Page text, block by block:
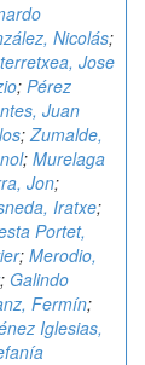
Nicolás;
Jose
; Pérez
Juan
;Zumalde,
; Murelaga
Jon;
Iratxe;
Portet,
; Merodio,
; Galindo
Fermín;
Iglesias,